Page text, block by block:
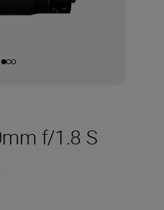
f/1.8 S